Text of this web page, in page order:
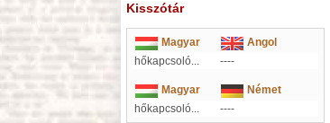
Kisszótár
Magyar
Angol
hőkapcsoló...
----
Magyar
Német
hőkapcsoló...
----